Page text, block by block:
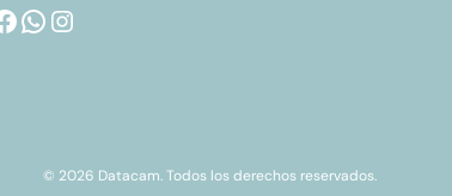
© 2026 Datacam. Todos los derechos reservados.